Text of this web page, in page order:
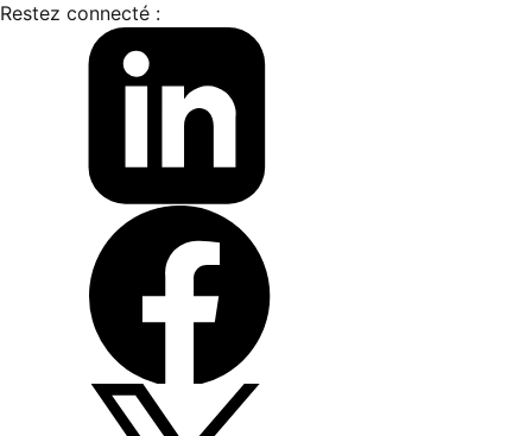
Restez connecté :